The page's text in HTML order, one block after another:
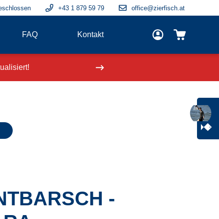
+43 1 879 59 79 office@zierfisch.at
FAQ Kontakt
-